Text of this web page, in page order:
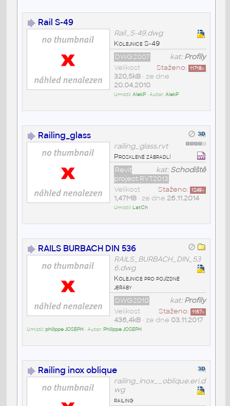
Rail S-49
Rail_S-49.dwg
Kolejnice S-49
kat:Profily
DWG2007
Staženo: 11718x
Velikost
320,5kB• ze dne
20.04.2010
Umístil:AlekP• Autor:AlekP
Railing_glass
railing_glass.rvt
Prosklené zábradlí
kat:Schodiště
Revit
project RVT2013
Staženo: 1249x
Velikost
1,47MB• ze dne 26.11.2014
Umístil: LatCh
RAILS BURBACH DIN 536
RAILS_BURBACH_DIN_53
6.dwg
Kolejnice pro pojízdné
jeřáby
kat:Profily
DWG2010
Staženo: 1167x
Velikost
436,4kB• ze dne 03.11.2017
Umístil:philippe JOSEPH • Autor: Philippe JOSEPH
Railing inox oblique
railing_inox__oblique.eri.d
wg
railing